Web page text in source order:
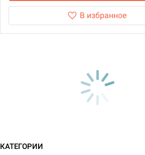
В избранное
КАТЕГОРИИ